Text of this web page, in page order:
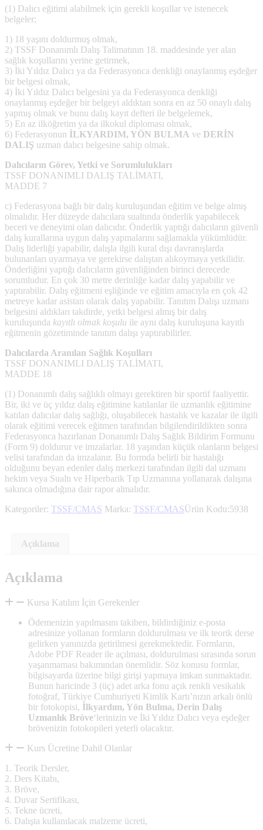
(1) Dalıcı eğitimi alabilmek için gerekli koşullar ve istenecek
belgeler;
1) 18 yaşını doldurmuş olmak,
2) TSSF Donanımlı Dalış Talimatının 18. maddesinde yer alan
sağlık koşullarını yerine getirmek,
3) İki Yıldız Dalıcı ya da Federasyonca denkliği onaylanmış eşdeğer
bir belgesi olmak,
4) İki Yıldız Dalıcı belgesini ya da Federasyonca denkliği
onaylanmış eşdeğer bir belgeyi aldıktan sonra en az 50 onaylı dalış
yapmış olmak ve bunu dalış kayıt defteri ile belgelemek,
5) En az ilköğretim ya da ilkokul diploması olmak,
6) Federasyonun İLKYARDIM, YÖN BULMA ve DERİN
DALIŞ uzman dalıcı belgesine sahip olmak.
Dalıcıların Görev, Yetki ve Sorumlulukları
TSSF DONANIMLI DALIŞ TALİMATI,
MADDE 7
c) Federasyona bağlı bir dalış kuruluşundan eğitim ve belge almış
olmalıdır. Her düzeyde dalıcılara sualtında önderlik yapabilecek
beceri ve deneyimi olan dalıcıdır. Önderlik yaptığı dalıcıların güvenli
dalış kurallarına uygun dalış yapmalarını sağlamakla yükümlüdür.
Dalış liderliği yapabilir, dalışla ilgili kural dışı davranışlarda
bulunanları uyarmaya ve gerekirse dalıştan alıkoymaya yetkilidir.
Önderliğini yaptığı dalıcıların güvenliğinden birinci derecede
sorumludur. En çok 30 metre derinliğe kadar dalış yapabilir ve
yaptırabilir. Dalış eğitmeni eşliğinde ve eğitim amacıyla en çok 42
metreye kadar asistan olarak dalış yapabilir. Tanıtım Dalışı uzmanı
belgesini aldıkları takdirde, yetki belgesi almış bir dalış
kuruluşunda kayıtlı olmak koşulu ile aynı dalış kuruluşuna kayıtlı
eğitmenin gözetiminde tanıtım dalışı yaptırabilirler.
Dalıcılarda Aranılan Sağlık Koşulları
TSSF DONANIMLI DALIŞ TALİMATI,
MADDE 18
(1) Donanımlı dalış sağlıklı olmayı gerektiren bir sportif faaliyettir.
Bir, iki ve üç yıldız dalış eğitimine katılanlar ile uzmanlık eğitimine
katılan dalıcılar dalış sağlığı, oluşabilecek hastalık ve kazalar ile ilgili
olarak eğitimi verecek eğitmen tarafından bilgilendirildikten sonra
Federasyonca hazırlanan Donanımlı Dalış Sağlık Bildirim Formunu
(Form 9) doldurur ve imzalarlar. 18 yaşından küçük olanların belgesi
velisi tarafından da imzalanır. Bu formda belirli bir hastalığı
olduğunu beyan edenler dalış merkezi tarafından ilgili dal uzmanı
hekim veya Sualtı ve Hiperbarik Tıp Uzmanına yollanarak dalışına
sakınca olmadığına dair rapor almalıdır.
Kategoriler: TSSF/CMAS Marka: TSSF/CMASÜrün Kodu:5938
Açıklama
Açıklama
Kursa Katılım İçin Gerekenler
Ödemenizin yapılmasını takiben, bildirdiğiniz e-posta
adresinize yollanan formların doldurulması ve ilk teorik derse
gelirken yanınızda getirilmesi gerekmektedir. Formların,
Adobe PDF Reader ile açılması, doldurulması sırasında sorun
yaşanmaması bakımından önemlidir. Söz konusu formlar,
bilgisayarda üzerine bilgi girişi yapmaya imkan sunmaktadır.
Bunun haricinde 3 (üç) adet arka fonu açık renkli vesikalık
fotoğraf, Türkiye Cumhuriyeti Kimlik Kartı’nızın arkalı önlü
bir fotokopisi, İlkyardım, Yön Bulma, Derin Dalış
Uzmanlık Bröve‘lerinizin ve İki Yıldız Dalıcı veya eşdeğer
brövenizin fotokopileri yeterli olacaktır.
Kurs Ücretine Dahil Olanlar
1. Teorik Dersler,
2. Ders Kitabı,
3. Bröve,
4. Duvar Sertifikası,
5. Tekne ücreti,
6. Dalışta kullanılacak malzeme ücreti,